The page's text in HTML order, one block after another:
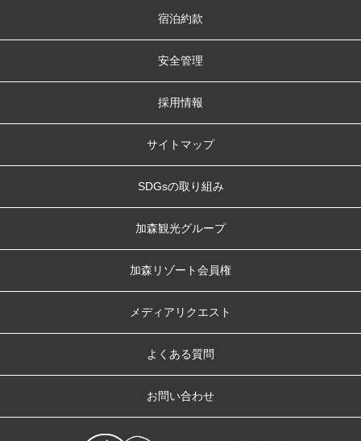
宿泊約款
安全管理
採用情報
サイトマップ
SDGsの取り組み
加森観光グループ
加森リゾート会員権
メディアリクエスト
よくある質問
お問い合わせ